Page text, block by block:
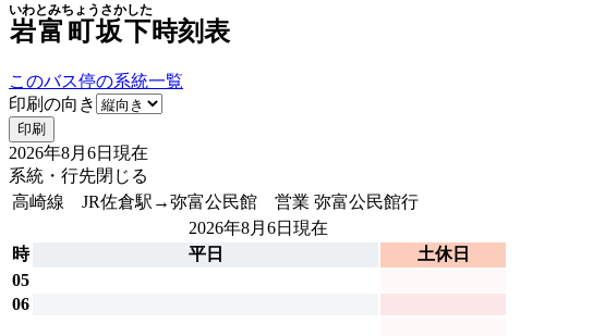
岩富町坂下
いわとみちょうさかした
時刻表
このバス停の系統一覧
印刷の向き
印刷
2026年8月6日 現在
系統・行先閉じる
高崎線 JR佐倉駅→弥富公民館 営業 弥富公民館行
2026年8月6日 現在
時
平日
土休日
05
06